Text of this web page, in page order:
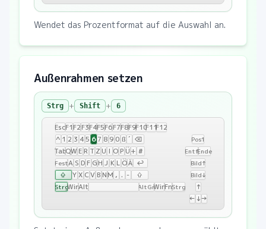
Wendet das Prozentformat auf die Auswahl an.
Außenrahmen setzen
Strg + Shift + 6
EscF1F2F3F4F5F6F7F8F9F10F11F12
^ 1 2 3 4 5 6 7 8 9 0 ß ´ ⌫
TabQWE R T Z U I OP Ü+ #
FestA S D F GH J K L ÖÄ ↩
⇧
Y X CVBNM , . - ⇧
StrgWinAlt AltGrWinFnStrg
Pos1
EntfEnde
Bild↑
Bild↓
↑
← ↓→